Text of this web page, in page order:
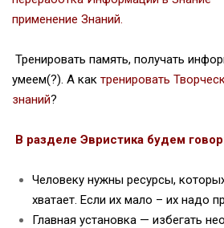
применение Знаний.
Тренировать память, получать
умеем(?). А как тренировать
знаний?
В разделе Эвристика будем
Человеку нужны ресурсы,
хватает. Если их мало – их надо
Главная установка — избегать